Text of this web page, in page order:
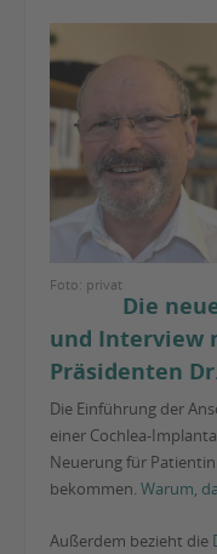
Foto: privat
Die
und Interview
Präsidenten
Die Einführung der
einer Cochlea-
Neuerung für
bekommen. Warum,
Außerdem bezieht die